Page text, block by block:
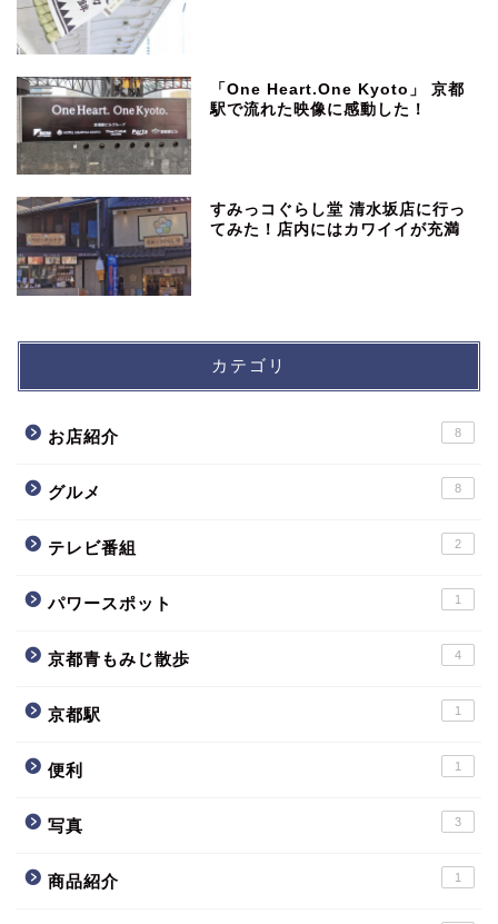
「One Heart.One Kyoto」 京都
駅で流れた映像に感動した！
すみっコぐらし堂 清水坂店に行っ
てみた！店内にはカワイイが充満
カテゴリ
お店紹介 8
グルメ 8
テレビ番組 2
パワースポット 1
京都青もみじ散歩 4
京都駅 1
便利 1
写真 3
商品紹介 1